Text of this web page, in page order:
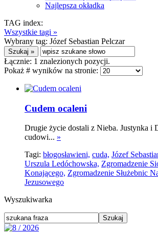
Najlepsza okładka
TAG index:
Wszystkie tagi »
Wybrany tag: Józef Sebastian Pelczar
Łącznie: 1 znalezionych pozycji.
Pokaż # wyników na stronie:
Cudem ocaleni
Drugie życie dostali z Nieba. Justynka i
cudowi... »
Tagi: błogosławieni, cuda, Józef
Urszula Ledóchowska, Zgromadzenie
Konającego, Zgromadzenie Służebnic
Jezusowego
Wyszukiwarka